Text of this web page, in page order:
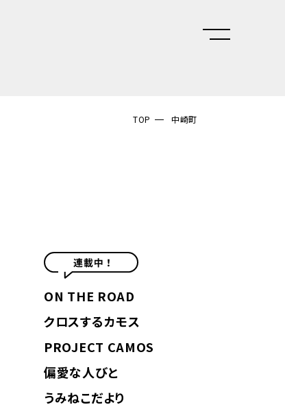
TOP 中崎町
ON THE ROAD
クロスするカモス
PROJECT CAMOS
偏愛な人びと
うみねこだより